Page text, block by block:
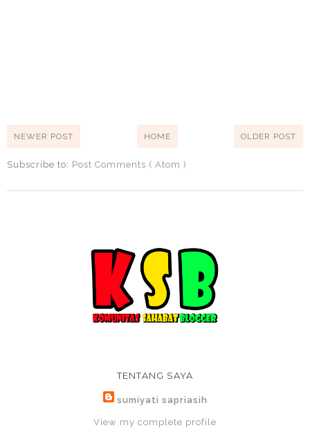
NEWER POST OLDER POST
HOME
Subscribe to: Post Comments ( Atom )
TENTANG SAYA
sumiyati sapriasih
View my complete profile